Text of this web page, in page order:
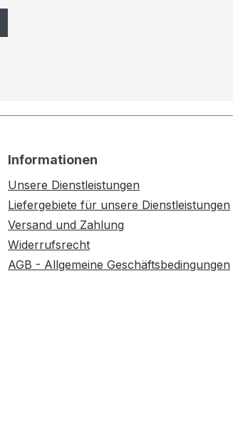
Informationen
Unsere Dienstleistungen
Liefergebiete für unsere Dienstleistungen
Versand und Zahlung
Widerrufsrecht
AGB - Allgemeine Geschäftsbedingungen